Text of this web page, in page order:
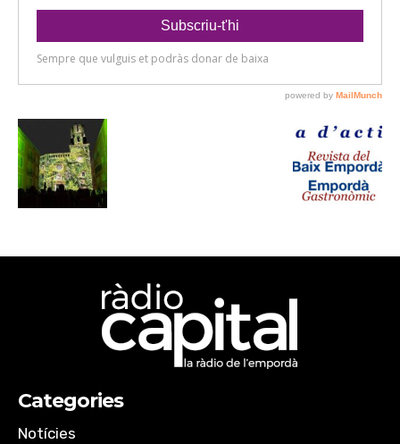
Categories
Notícies